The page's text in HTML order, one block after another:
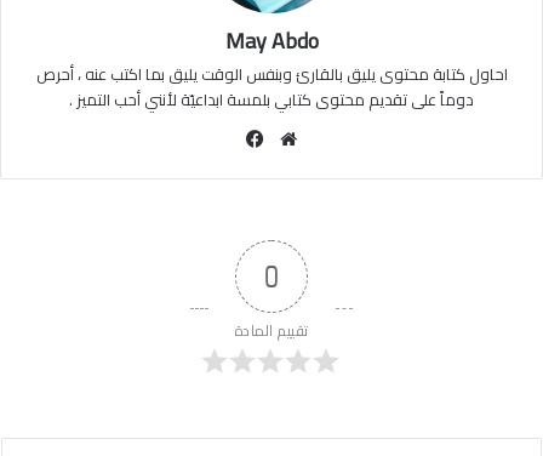
May Abdo
احاول كتابة محتوى يليق بالقارئ وبنفس الوقت يليق بما اكتب عنه ، أحرص
دوماً على تقديم محتوى كتابي بلمسة ابداعيّة لأنني أحب التميز .
موقع
0
تقييم المادة